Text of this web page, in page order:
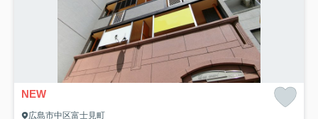
NEW
広島市中区富士見町